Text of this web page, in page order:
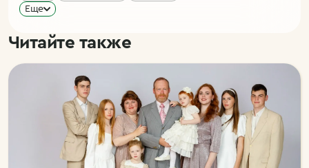
Еще
Читайте также